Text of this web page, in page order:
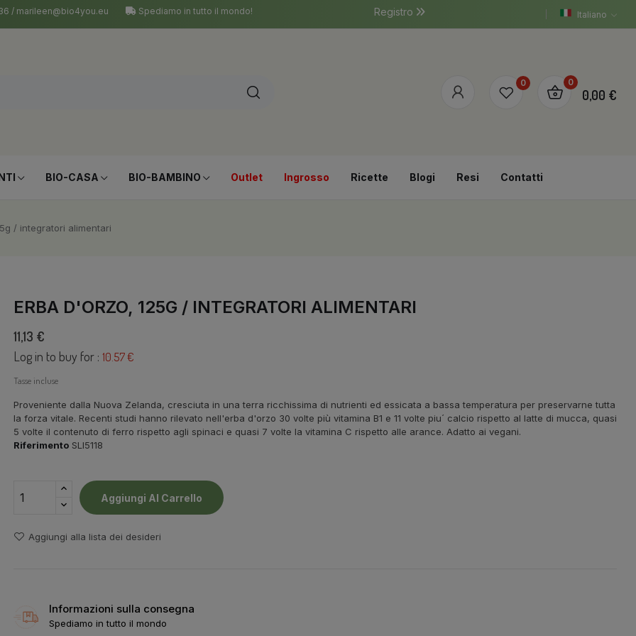
/ marileen@bio4you.eu Spediamo in tutto il mondo! Italiano
Registro
0 0
0,00 €
BIO-CASA BIO-BAMBINO Outlet Ingrosso Ricette Blogi Resi Contatti
/ integratori alimentari
ERBA D'ORZO, 125G / INTEGRATORI ALIMENTARI
11,13 €
Log in to buy for : 10.57 €
Tasse incluse
Proveniente dalla Nuova Zelanda, cresciuta in una terra ricchissima di nutrienti ed essicata a bassa temperatura per preservarne tutta
la forza vitale. Recenti studi hanno rilevato nell'erba d'orzo 30 volte più vitamina B1 e 11 volte piu´ calcio rispetto al latte di mucca, quasi
5 volte il contenuto di ferro rispetto agli spinaci e quasi 7 volte la vitamina C rispetto alle arance. Adatto ai vegani.
Riferimento SLI5118
Aggiungi Al Carrello
Aggiungi alla lista dei desideri
Informazioni sulla consegna
Spediamo in tutto il mondo